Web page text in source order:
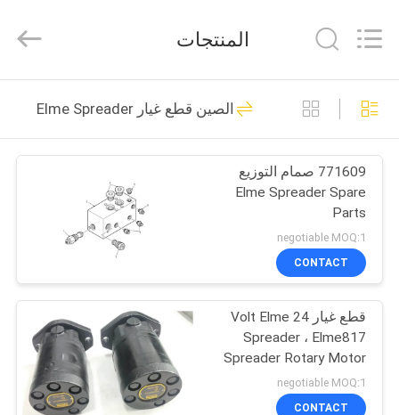
الصفحة
الرئيسية
منتجات
معلومات
جولة
في
المعمل
2025
Electromechanical
Rights
Developed
كالمار ريتش ستاكير
أجزاء
160
قطع غيار مكدس
الوصول ساني
31
المنتجات
الصين قطع غيار Elme Spreader
771609 صمام التوزيع
Elme Spreader Spare
Parts
negotiable MOQ:1
CONTACT
قطع غيار 24 Volt Elme
Spreader ، Elme817
Spreader Rotary Motor
negotiable MOQ:1
CONTACT